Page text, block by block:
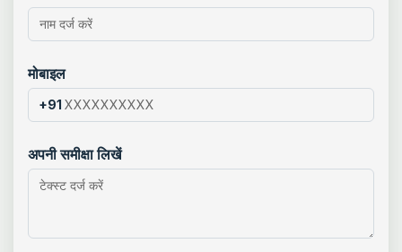
मोबाइल
+91
अपनी समीक्षा लिखें